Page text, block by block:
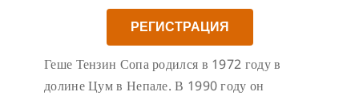
РЕГИСТРАЦИЯ
Геше Тензин Сопа родился в 1972 году в
долине Цум в Непале. В 1990 году он